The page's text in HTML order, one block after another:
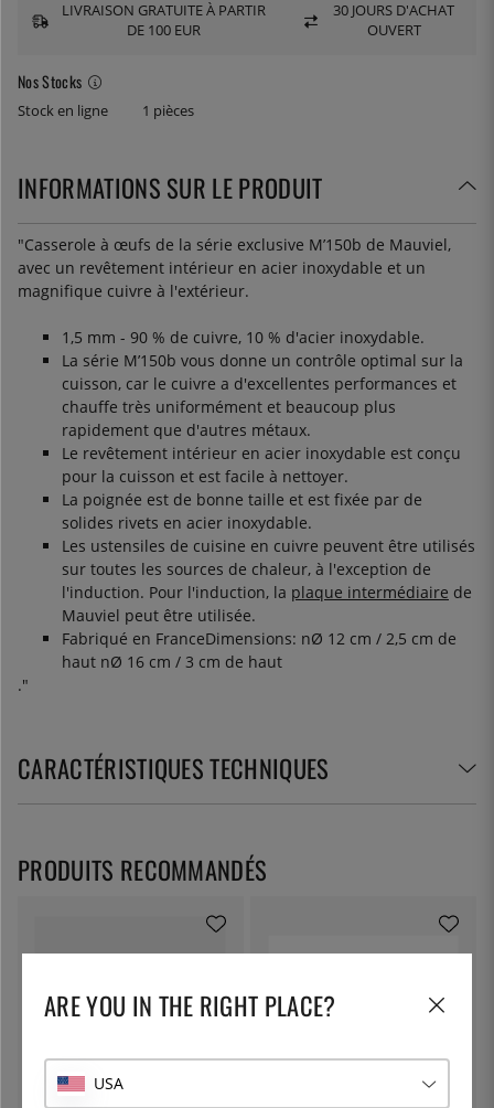
Nos Stocks
Stock en ligne 1 pièces
LIVRAISON GRATUITE À PARTIR
DE 100 EUR
30 JOURS D'ACHAT
OUVERT
INFORMATIONS SUR LE PRODUIT
"Casserole à œufs de la série exclusive M’150b de Mauviel,
avec un revêtement intérieur en acier inoxydable et un
magnifique cuivre à l'extérieur.
1,5 mm - 90 % de cuivre, 10 % d'acier inoxydable.
La série M’150b vous donne un contrôle optimal sur la
cuisson, car le cuivre a d'excellentes performances et
chauffe très uniformément et beaucoup plus
rapidement que d'autres métaux.
Le revêtement intérieur en acier inoxydable est conçu
pour la cuisson et est facile à nettoyer.
La poignée est de bonne taille et est fixée par de
solides rivets en acier inoxydable.
Les ustensiles de cuisine en cuivre peuvent être utilisés
sur toutes les sources de chaleur, à l'exception de
l'induction. Pour l'induction, la plaque intermédiaire de
Mauviel peut être utilisée.
Fabriqué en FranceDimensions: nØ 12 cm / 2,5 cm de
haut nØ 16 cm / 3 cm de haut
."
CARACTÉRISTIQUES TECHNIQUES
PRODUITS RECOMMANDÉS
ARE YOU IN THE RIGHT PLACE?
USA